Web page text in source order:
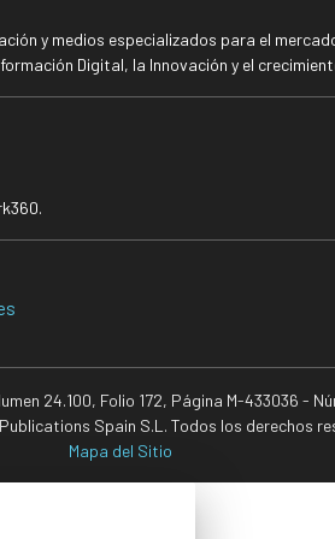
y medios especializados para el
Digital, la Innovación y el
24.100, Folio 172, Página M-433036 -
Spain S.L. Todos los derechos
Mapa del Sitio